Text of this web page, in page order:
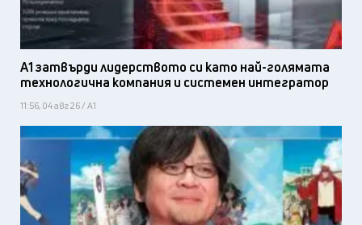
А1 затвърди лидерството си като най-голямата
технологична компания и системен интегратор
11:56, 04 авг 26 / А1